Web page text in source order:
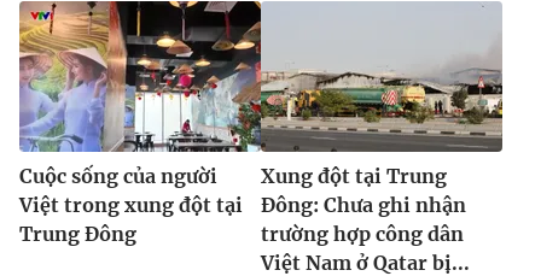
Cuộc sống của người
Việt trong xung đột tại
Trung Đông
Xung đột tại Trung
Đông: Chưa ghi nhận
trường hợp công dân
Việt Nam ở Qatar bị...